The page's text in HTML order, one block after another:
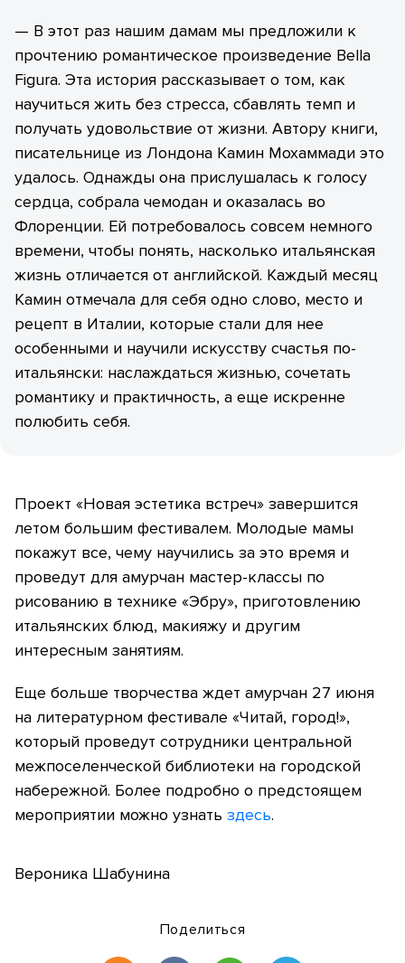
— В этот раз нашим дамам мы предложили к
прочтению романтическое произведение Bella
Figura. Эта история рассказывает о том, как
научиться жить без стресса, сбавлять темп и
получать удовольствие от жизни. Автору книги,
писательнице из Лондона Камин Мохаммади это
удалось. Однажды она прислушалась к голосу
сердца, собрала чемодан и оказалась во
Флоренции. Ей потребовалось совсем немного
времени, чтобы понять, насколько итальянская
жизнь отличается от английской. Каждый месяц
Камин отмечала для себя одно слово, место и
рецепт в Италии, которые стали для нее
особенными и научили искусству счастья по-
итальянски: наслаждаться жизнью, сочетать
романтику и практичность, а еще искренне
полюбить себя.
Проект «Новая эстетика встреч» завершится
летом большим фестивалем. Молодые мамы
покажут все, чему научились за это время и
проведут для амурчан мастер-классы по
рисованию в технике «Эбру», приготовлению
итальянских блюд, макияжу и другим
интересным занятиям.
Еще больше творчества ждет амурчан 27 июня
на литературном фестивале «Читай, город!»,
который проведут сотрудники центральной
межпоселенческой библиотеки на городской
набережной. Более подробно о предстоящем
мероприятии можно узнать здесь.
Вероника Шабунина
Поделиться